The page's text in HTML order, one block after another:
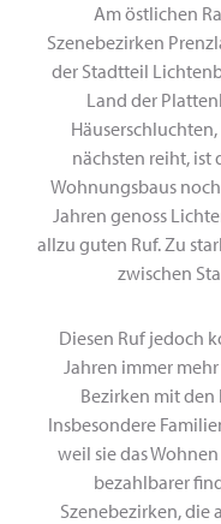
Am östlichen
Szenebezirken
der Stadtteil
Land der
nächsten reiht, ist
Wohnungsbaus
Jahren genoss
allzu guten Ruf. Zu
zwischen
Diesen Ruf jedoch
Jahren immer
Bezirken mit
Insbesondere
weil sie das
bezahlbarer
Szenebezirken, die